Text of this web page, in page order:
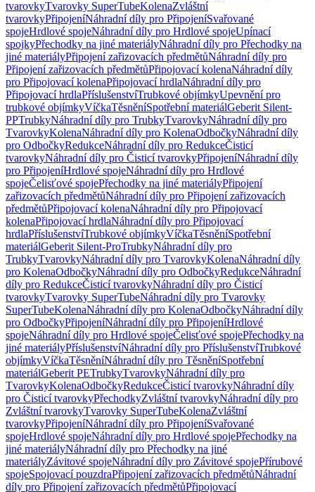
tvarovkyTvarovky SuperTubeKolenaZvláštní
tvarovkyPřipojeníNáhradní díly pro PřipojeníSvařované
spojeHrdlové spojeNáhradní díly pro Hrdlové spojeUpínací
spojkyPřechodky na jiné materiályNáhradní díly pro Přechodky na
jiné materiályPřipojení zařizovacích předmětůNáhradní díly pro
Připojení zařizovacích předmětůPřipojovací kolenaNáhradní díly
pro Připojovací kolenaPřipojovací hrdlaNáhradní díly pro
Připojovací hrdlaPříslušenstvíTrubkové objímkyUpevnění pro
trubkové objímkyVíčkaTěsněníSpotřební materiálGeberit Silent-
PPTrubkyNáhradní díly pro TrubkyTvarovkyNáhradní díly pro
TvarovkyKolenaNáhradní díly pro KolenaOdbočkyNáhradní díly
pro OdbočkyRedukceNáhradní díly pro RedukceČisticí
tvarovkyNáhradní díly pro Čisticí tvarovkyPřipojeníNáhradní díly
pro PřipojeníHrdlové spojeNáhradní díly pro Hrdlové
spojeČelisťové spojePřechodky na jiné materiályPřipojení
zařizovacích předmětůNáhradní díly pro Připojení zařizovacích
předmětůPřipojovací kolenaNáhradní díly pro Připojovací
kolenaPřipojovací hrdlaNáhradní díly pro Připojovací
hrdlaPříslušenstvíTrubkové objímkyVíčkaTěsněníSpotřební
materiálGeberit Silent-ProTrubkyNáhradní díly pro
TrubkyTvarovkyNáhradní díly pro TvarovkyKolenaNáhradní díly
pro KolenaOdbočkyNáhradní díly pro OdbočkyRedukceNáhradní
díly pro RedukceČisticí tvarovkyNáhradní díly pro Čisticí
tvarovkyTvarovky SuperTubeNáhradní díly pro Tvarovky
SuperTubeKolenaNáhradní díly pro KolenaOdbočkyNáhradní díly
pro OdbočkyPřipojeníNáhradní díly pro PřipojeníHrdlové
spojeNáhradní díly pro Hrdlové spojeČelisťové spojePřechodky na
jiné materiályPříslušenstvíNáhradní díly pro PříslušenstvíTrubkové
objímkyVíčkaTěsněníNáhradní díly pro TěsněníSpotřební
materiálGeberit PETrubkyTvarovkyNáhradní díly pro
TvarovkyKolenaOdbočkyRedukceČisticí tvarovkyNáhradní díly
pro Čisticí tvarovkyPřechodkyZvláštní tvarovkyNáhradní díly pro
Zvláštní tvarovkyTvarovky SuperTubeKolenaZvláštní
tvarovkyPřipojeníNáhradní díly pro PřipojeníSvařované
spojeHrdlové spojeNáhradní díly pro Hrdlové spojePřechodky na
jiné materiályNáhradní díly pro Přechodky na jiné
materiályZávitové spojeNáhradní díly pro Závitové spojePřírubové
spojeSpojovací pouzdraPřipojení zařizovacích předmětůNáhradní
díly pro Připojení zařizovacích předmětůPřipojovací